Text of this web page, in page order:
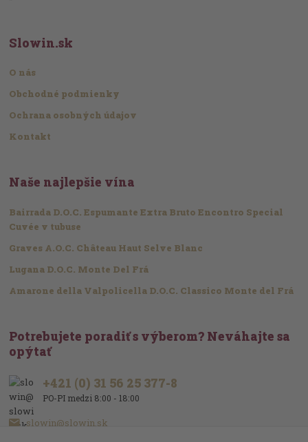
Slowin.sk
O nás
Obchodné podmienky
Ochrana osobných údajov
Kontakt
Naše najlepšie vína
Bairrada D.O.C. Espumante Extra Bruto Encontro Special
Cuvée v tubuse
Graves A.O.C. Château Haut Selve Blanc
Lugana D.O.C. Monte Del Frá
Amarone della Valpolicella D.O.C. Classico Monte del Frá
Potrebujete poradiť s výberom? Neváhajte sa
opýtať
+421 (0) 31 56 25 377-8
PO-PI medzi 8:00 - 18:00
slowin@slowin.sk